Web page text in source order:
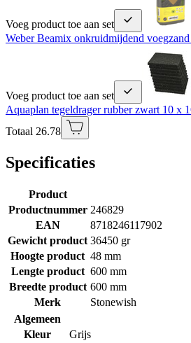
Voeg product toe aan set
Weber Beamix onkruidmijdend
Voeg product toe aan set
Aquaplan tegeldrager rubber zwart 10 x
Totaal 26.78
Specificaties
Product
Productnummer 246829
EAN
8718246117902
Gewicht product 36450 gr
Hoogte product 48 mm
Lengte product 600 mm
Breedte product 600 mm
Merk
Stonewish
Algemeen
Kleur
Grijs